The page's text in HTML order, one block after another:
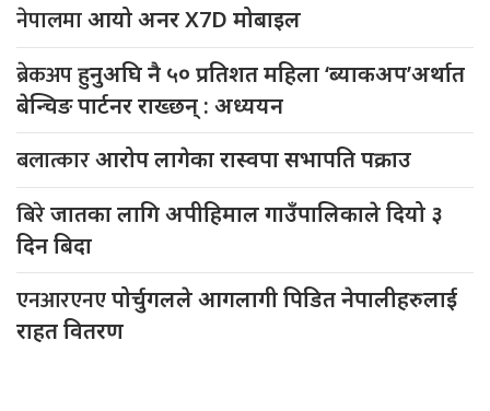
नेपालमाआयो अनर X7D मोबाइल
ब्रेकअपहुनुअघि नै ५० प्रतिशत महिला ‘ब्याकअप’अर्थात
बेन्चिङ पार्टनर राख्छन् : अध्ययन
बलात्कारआरोप लागेका रास्वपा सभापति पक्राउ
बिरेजातका लागि अपीहिमाल गाउँपालिकाले दियो ३
दिन बिदा
एनआरएनएपोर्चुगलले आगलागी पिडित नेपालीहरुलाई
राहत वितरण